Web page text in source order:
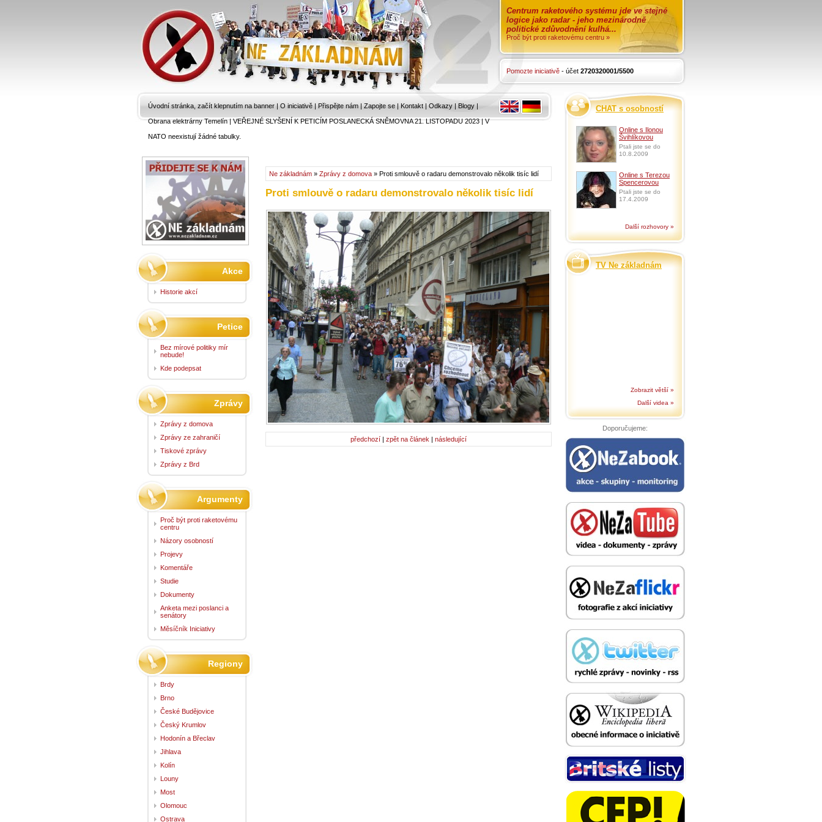
Centrum raketového systému jde ve stejné
logice jako radar - jeho mezinárodně
politické zdůvodnění kulhá...
Proč být proti raketovému centru »
Pomozte iniciativě - účet 2720320001/5500
Úvodní stránka, začít klepnutím na banner | O iniciativě | Přispějte nám | Zapojte se | Kontakt | Odkazy | Blogy |
Obrana elektrárny Temelín|VEŘEJNÉ SLYŠENÍ K PETICÍM POSLANECKÁ SNĚMOVNA 21. LISTOPADU 2023|V
NATO neexistují žádné tabulky.
Ne základnám » Zprávy z domova » Proti smlouvě o radaru demonstrovalo několik tisíc lidí
Proti smlouvě o radaru demonstrovalo několik tisíc lidí
předchozí | zpět na článek | následující
Akce
Historie akcí
Petice
Bez mírové politiky mír
nebude!
Kde podepsat
Zprávy
Zprávy z domova
Zprávy ze zahraničí
Tiskové zprávy
Zprávy z Brd
Argumenty
Proč být proti raketovému
centru
Názory osobností
Projevy
Komentáře
Studie
Dokumenty
Anketa mezi poslanci a
senátory
Měsíčník Iniciativy
Regiony
Brdy
Brno
České Budějovice
Český Krumlov
Hodonín a Břeclav
Jihlava
Kolín
Louny
Most
Olomouc
Ostrava
CHAT s osobností
Online s Ilonou
Švihlíkovou
Ptali jste se do
10.8.2009
Online s Terezou
Spencerovou
Ptali jste se do
17.4.2009
Další rozhovory »
TV Ne základnám
Zobrazit větší »
Další videa »
Doporučujeme: